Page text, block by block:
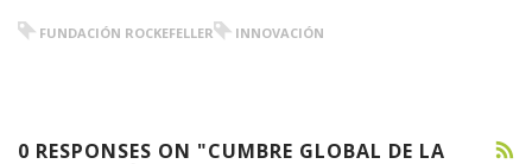
FUNDACIÓN ROCKEFELLER INNOVACIÓN
0 RESPONSES ON "CUMBRE GLOBAL DE LA